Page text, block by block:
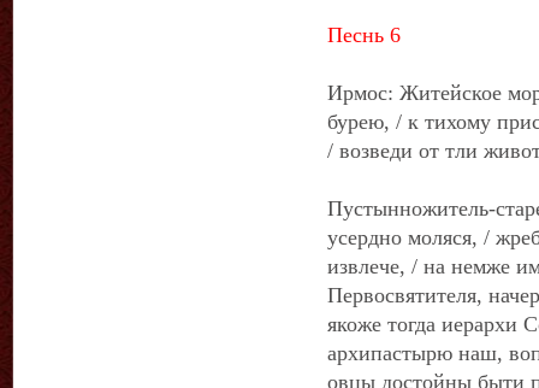
Песнь 6
Ирмос: Житейское
бурею, / к тихому
/ возведи от тли
Пустынножитель-
усердно моляся, /
извлече, / на немже
Первосвятителя,
якоже тогда иерархи
архипастырю наш,
овцы достойны быти